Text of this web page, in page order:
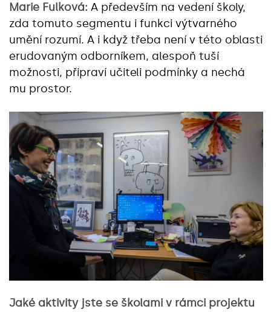
Marie Fulková: A především na vedení školy,
zda tomuto segmentu i funkci výtvarného
umění rozumí. A i když třeba není v této oblasti
erudovaným odborníkem, alespoň tuší
možnosti, připraví učiteli podmínky a nechá
mu prostor.
Jaké aktivity jste se školami v rámci projektu